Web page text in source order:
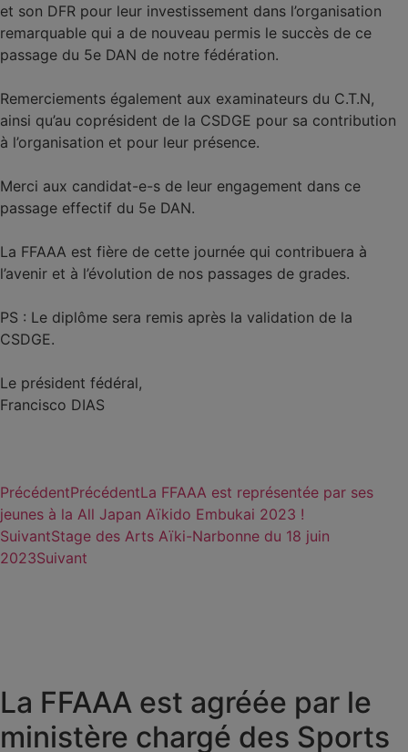
et son DFR pour leur investissement dans l’organisation
remarquable qui a de nouveau permis le succès de ce
passage du 5e DAN de notre fédération.
Remerciements également aux examinateurs du C.T.N,
ainsi qu’au coprésident de la CSDGE pour sa contribution
à l’organisation et pour leur présence.
Merci aux candidat-e-s de leur engagement dans ce
passage effectif du 5e DAN.
La FFAAA est fière de cette journée qui contribuera à
l’avenir et à l’évolution de nos passages de grades.
PS : Le diplôme sera remis après la validation de la
CSDGE.
Le président fédéral,
Francisco DIAS
PrécédentPrécédentLa FFAAA est représentée par ses
jeunes à la All Japan Aïkido Embukai 2023 !
SuivantStage des Arts Aïki-Narbonne du 18 juin
2023Suivant
La FFAAA est agréée par le
ministère chargé des Sports